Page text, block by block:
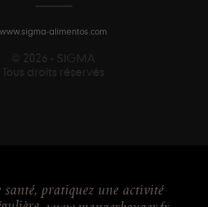
www.sigma-alimentos.com
© 2026 - SIGMA
Tous droits réservés
santé, pratiquez une activité